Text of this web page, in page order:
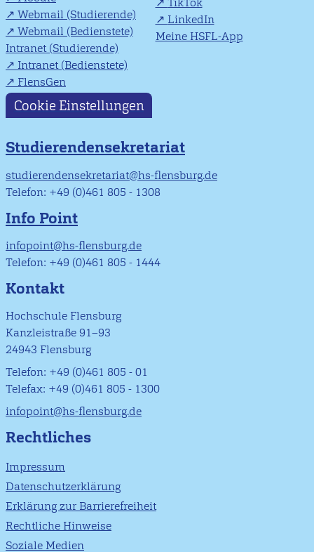
Webmail (Studierende)
Webmail (Bedienstete)
Intranet (Studierende)
Intranet (Bedienstete)
FlensGen
LinkedIn
Meine HSFL-App
Cookie Einstellungen
Studierendensekretariat
studierendensekretariat@hs-flensburg.de
Telefon: +49 (0)461 805 - 1308
Info Point
infopoint@hs-flensburg.de
Telefon: +49 (0)461 805 - 1444
Kontakt
Hochschule Flensburg
Kanzleistraße 91–93
24943 Flensburg
Telefon: +49 (0)461 805 - 01
Telefax: +49 (0)461 805 - 1300
infopoint@hs-flensburg.de
Rechtliches
Impressum
Datenschutzerklärung
Erklärung zur Barrierefreiheit
Rechtliche Hinweise
Soziale Medien